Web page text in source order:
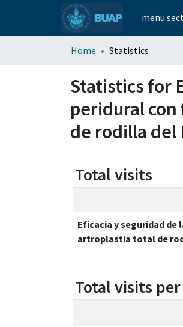
Home Statistics
Statistics for
peridural
de rodilla del
Total visits
Eficacia y seguridad
artroplastia total de
Total visits